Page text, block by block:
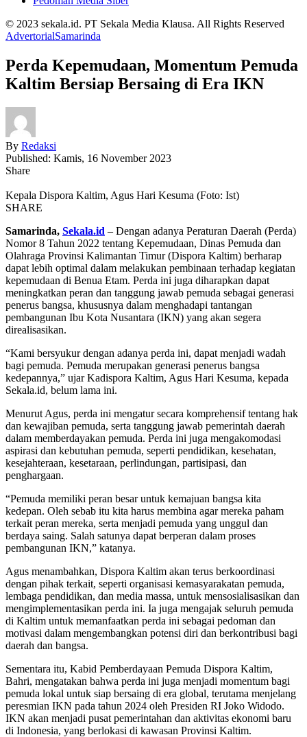
© 2023 sekala.id. PT Sekala Media Klausa. All Rights Reserved
AdvertorialSamarinda
Perda Kepemudaan, Momentum Pemuda
Kaltim Bersiap Bersaing di Era IKN
By Redaksi
Published: Kamis, 16 November 2023
Share
Kepala Dispora Kaltim, Agus Hari Kesuma (Foto: Ist)
SHARE
Samarinda, Sekala.id – Dengan adanya Peraturan Daerah (Perda)
Nomor 8 Tahun 2022 tentang Kepemudaan, Dinas Pemuda dan
Olahraga Provinsi Kalimantan Timur (Dispora Kaltim) berharap
dapat lebih optimal dalam melakukan pembinaan terhadap kegiatan
kepemudaan di Benua Etam. Perda ini juga diharapkan dapat
meningkatkan peran dan tanggung jawab pemuda sebagai generasi
penerus bangsa, khususnya dalam menghadapi tantangan
pembangunan Ibu Kota Nusantara (IKN) yang akan segera
direalisasikan.
“Kami bersyukur dengan adanya perda ini, dapat menjadi wadah
bagi pemuda. Pemuda merupakan generasi penerus bangsa
kedepannya,” ujar Kadispora Kaltim, Agus Hari Kesuma, kepada
Sekala.id, belum lama ini.
Menurut Agus, perda ini mengatur secara komprehensif tentang hak
dan kewajiban pemuda, serta tanggung jawab pemerintah daerah
dalam memberdayakan pemuda. Perda ini juga mengakomodasi
aspirasi dan kebutuhan pemuda, seperti pendidikan, kesehatan,
kesejahteraan, kesetaraan, perlindungan, partisipasi, dan
penghargaan.
“Pemuda memiliki peran besar untuk kemajuan bangsa kita
kedepan. Oleh sebab itu kita harus membina agar mereka paham
terkait peran mereka, serta menjadi pemuda yang unggul dan
berdaya saing. Salah satunya dapat berperan dalam proses
pembangunan IKN,” katanya.
Agus menambahkan, Dispora Kaltim akan terus berkoordinasi
dengan pihak terkait, seperti organisasi kemasyarakatan pemuda,
lembaga pendidikan, dan media massa, untuk mensosialisasikan dan
mengimplementasikan perda ini. Ia juga mengajak seluruh pemuda
di Kaltim untuk memanfaatkan perda ini sebagai pedoman dan
motivasi dalam mengembangkan potensi diri dan berkontribusi bagi
daerah dan bangsa.
Sementara itu, Kabid Pemberdayaan Pemuda Dispora Kaltim,
Bahri, mengatakan bahwa perda ini juga menjadi momentum bagi
pemuda lokal untuk siap bersaing di era global, terutama menjelang
peresmian IKN pada tahun 2024 oleh Presiden RI Joko Widodo.
IKN akan menjadi pusat pemerintahan dan aktivitas ekonomi baru
di Indonesia, yang berlokasi di kawasan Provinsi Kaltim.